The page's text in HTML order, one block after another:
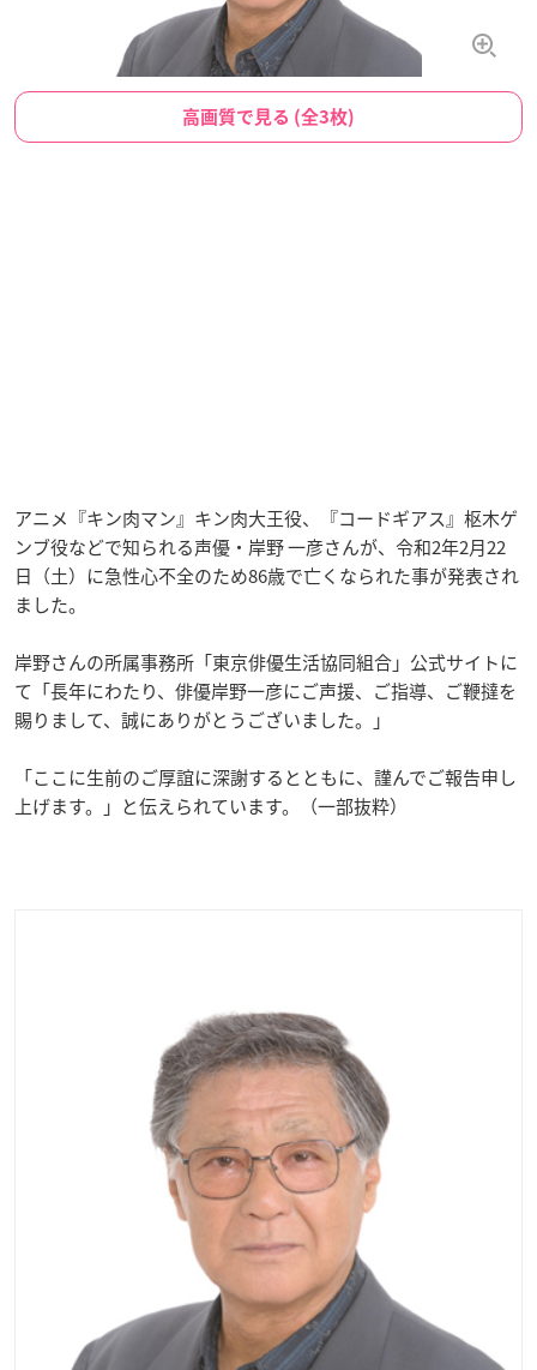
高画質で見る (全3枚)
アニメ『キン肉マン』キン肉大王役、『コードギアス』枢木ゲ
ンブ役などで知られる声優・岸野 一彦さんが、令和2年2月22
日（土）に急性心不全のため86歳で亡くなられた事が発表され
ました。
岸野さんの所属事務所「東京俳優生活協同組合」公式サイトに
て「長年にわたり、俳優岸野一彦にご声援、ご指導、ご鞭撻を
賜りまして、誠にありがとうございました。」
「ここに生前のご厚誼に深謝するとともに、謹んでご報告申し
上げます。」と伝えられています。（一部抜粋）